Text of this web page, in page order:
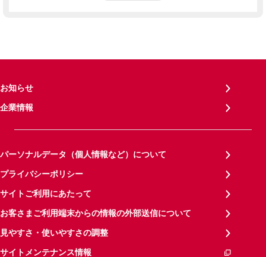
お知らせ
企業情報
パーソナルデータ（個人情報など）について
プライバシーポリシー
サイトご利用にあたって
お客さまご利用端末からの情報の外部送信について
見やすさ・使いやすさの調整
サイトメンテナンス情報